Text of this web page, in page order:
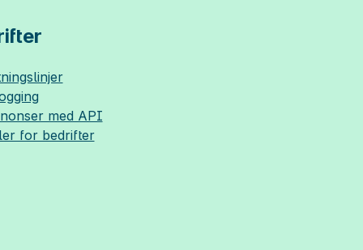
med API
for bedrifter